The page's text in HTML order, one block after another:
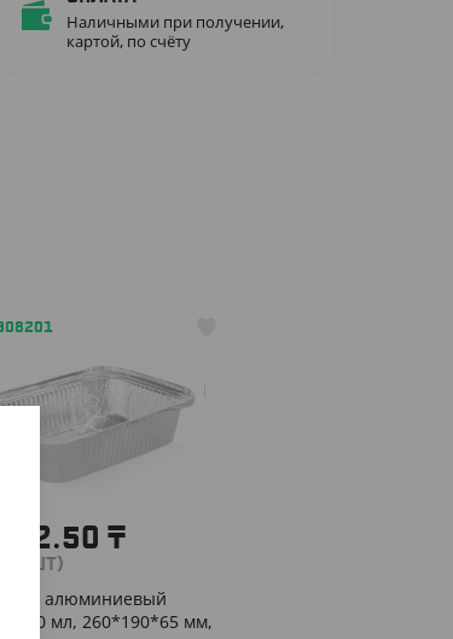
Наличными при получении,
картой, по счёту
₸
/ШТ)
алюминиевый
1900 мл, 260*190*65 мм,